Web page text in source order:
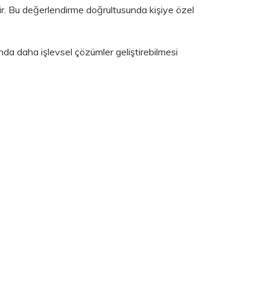
Bu değerlendirme doğrultusunda kişiye özel
daha işlevsel çözümler geliştirebilmesi